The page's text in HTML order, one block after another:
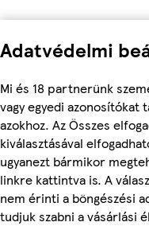
Adatvédelmi
Mi és 18 partnerünk
vagy egyedi azonosítókat
azokhoz. Az Összes
kiválasztásával
ugyanezt bármikor
linkre kattintva is. A
nem érinti a böngészési
tudjuk szabni a vásárlási